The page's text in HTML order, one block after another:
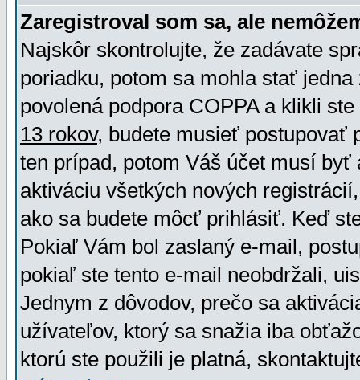
Zaregistroval som sa, ale
Najskôr skontrolujte, že zadávate
poriadku, potom sa mohla stať
povolená podpora COPPA a klikli
13 rokov, budete musieť postupovať
ten prípad, potom Váš účet musí
aktiváciu všetkých nových
ako sa budete môcť prihlásiť. Keď
Pokiaľ Vám bol zaslaný e-mail,
pokiaľ ste tento e-mail neobdržali,
Jednym z dôvodov, prečo sa
užívateľov, ktorý sa snažia iba
ktorú ste použili je platná,